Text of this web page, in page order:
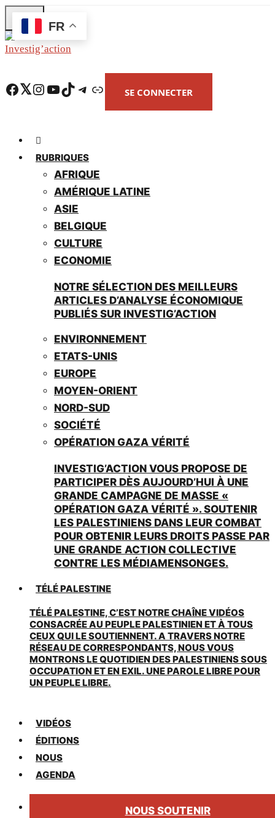
Skip
to
main
Facebook Twitter Instagram YouTube TikTok Telegram Lien SE CONNECTER
RUBRIQUES
AFRIQUE
AMÉRIQUE LATINE
ASIE
BELGIQUE
CULTURE
ECONOMIE
NOTRE SÉLECTION DES MEILLEURS
ARTICLES D’ANALYSE ÉCONOMIQUE
PUBLIÉS SUR INVESTIG’ACTION
ENVIRONNEMENT
ETATS-UNIS
EUROPE
MOYEN-ORIENT
NORD-SUD
SOCIÉTÉ
OPÉRATION GAZA VÉRITÉ
INVESTIG’ACTION VOUS PROPOSE DE
PARTICIPER DÈS AUJOURD’HUI À UNE
GRANDE CAMPAGNE DE MASSE «
OPÉRATION GAZA VÉRITÉ ». SOUTENIR
LES PALESTINIENS DANS LEUR COMBAT
POUR OBTENIR LEURS DROITS PASSE PAR
UNE GRANDE ACTION COLLECTIVE
CONTRE LES MÉDIAMENSONGES.
TÉLÉ PALESTINE
TÉLÉ PALESTINE, C’EST NOTRE CHAÎNE VIDÉOS
CONSACRÉE AU PEUPLE PALESTINIEN ET À TOUS
CEUX QUI LE SOUTIENNENT. A TRAVERS NOTRE
RÉSEAU DE CORRESPONDANTS, NOUS VOUS
MONTRONS LE QUOTIDIEN DES PALESTINIENS SOUS
OCCUPATION ET EN EXIL. UNE PAROLE LIBRE POUR
UN PEUPLE LIBRE.
VIDÉOS
ÉDITIONS
NOUS
AGENDA
NOUS SOUTENIR
FR